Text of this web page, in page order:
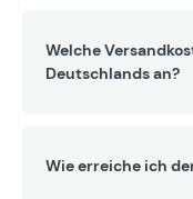
Welche
Deutschlands an?
Wie erreiche ich